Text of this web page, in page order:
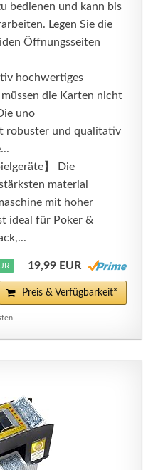
bedienen und kann bis
Legen Sie die
Öffnungsseiten
hochwertiges
die Karten nicht
uno
robuster und qualitativ
】 Die
material
mit hoher
ideal für Poker &
19,99 EUR
Preis & Verfügbarkeit*